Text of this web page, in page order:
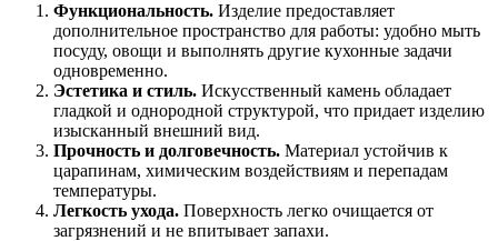
Функциональность. Изделие предоставляет
дополнительное пространство для работы: удобно мыть
посуду, овощи и выполнять другие кухонные задачи
одновременно.
Эстетика и стиль. Искусственный камень обладает
гладкой и однородной структурой, что придает изделию
изысканный внешний вид.
Прочность и долговечность. Материал устойчив к
царапинам, химическим воздействиям и перепадам
температуры.
Легкость ухода. Поверхность легко очищается от
загрязнений и не впитывает запахи.